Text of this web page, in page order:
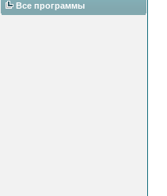
Все программы